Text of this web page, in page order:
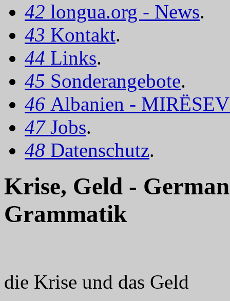
42 longua.org - News.
43 Kontakt.
44 Links.
45 Sonderangebote.
46 Albanien -
47 Jobs.
48 Datenschutz.
Krise, Geld -
Grammatik
die Krise und das Geld